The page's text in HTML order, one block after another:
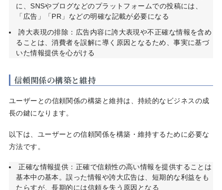
に、SNSやブログなどのプラットフォームでの投稿には、
「広告」「PR」などの明確な記載が必要になる
誇大表現の排除：広告内容に誇大表現や不正確な情報を含め
ることは、消費者を誤解に導く原因となるため、事実に基づ
いた情報提供を心がける
信頼関係の構築と維持
ユーザーとの信頼関係の構築と維持は、持続的なビジネスの成
長の鍵になります。
以下は、ユーザーとの信頼関係を構築・維持するために必要な
方法です。
正確な情報提供：正確で信頼性の高い情報を提供することは
基本中の基本。誤った情報や誇大広告は、短期的な利益をも
たらすが、長期的には信頼を失う原因となる